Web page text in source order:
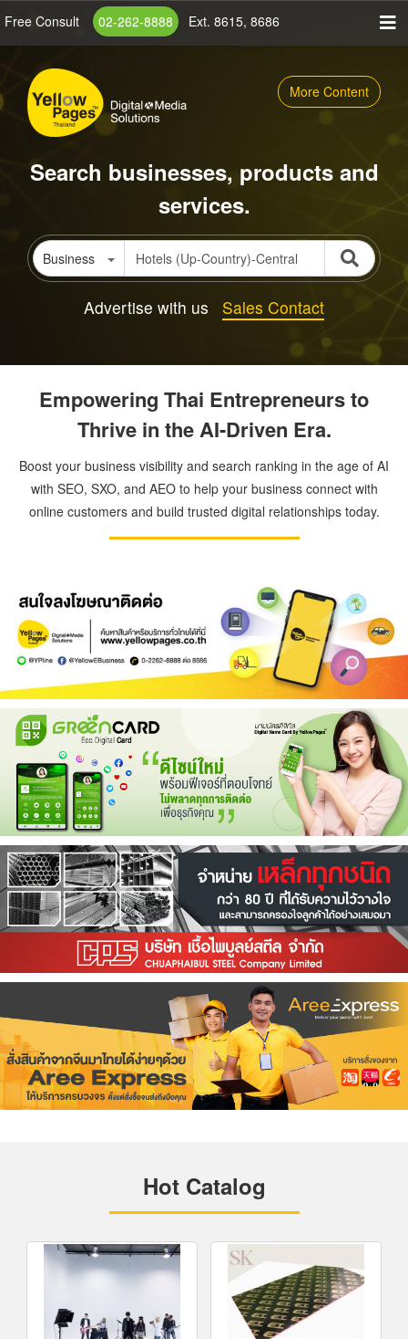
content
Free Consult 02-262-8888 Ext. 8615, 8686
More Content
Search businesses, products and
services.
Business
Advertise with us Sales Contact
Empowering Thai Entrepreneurs to
Thrive in the AI-Driven Era.
Boost your business visibility and search ranking in the age of AI
with SEO, SXO, and AEO to help your business connect with
online customers and build trusted digital relationships today.
Hot Catalog